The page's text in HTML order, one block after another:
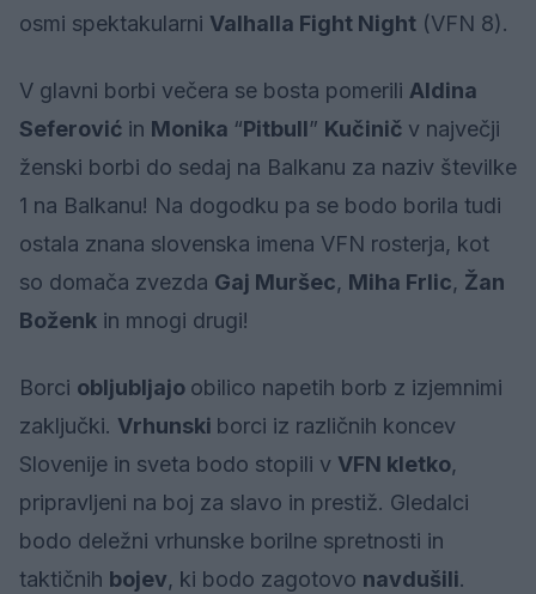
osmi spektakularni Valhalla Fight Night (VFN 8).
V glavni borbi večera se bosta pomerili Aldina
Seferović in Monika “Pitbull” Kučinič v največji
ženski borbi do sedaj na Balkanu za naziv številke
1 na Balkanu! Na dogodku pa se bodo borila tudi
ostala znana slovenska imena VFN rosterja, kot
so domača zvezda Gaj Muršec, Miha Frlic, Žan
Boženk in mnogi drugi!
Borci obljubljajo obilico napetih borb z izjemnimi
zaključki. Vrhunski borci iz različnih koncev
Slovenije in sveta bodo stopili v VFN kletko,
pripravljeni na boj za slavo in prestiž. Gledalci
bodo deležni vrhunske borilne spretnosti in
taktičnih bojev, ki bodo zagotovo navdušili.